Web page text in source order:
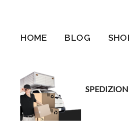
HOME BLOG